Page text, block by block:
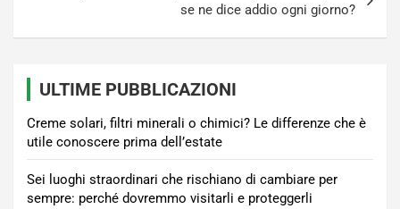
se ne dice addio ogni giorno?
ULTIME PUBBLICAZIONI
Creme solari, filtri minerali o chimici? Le differenze che è
utile conoscere prima dell’estate
Sei luoghi straordinari che rischiano di cambiare per
sempre: perché dovremmo visitarli e proteggerli